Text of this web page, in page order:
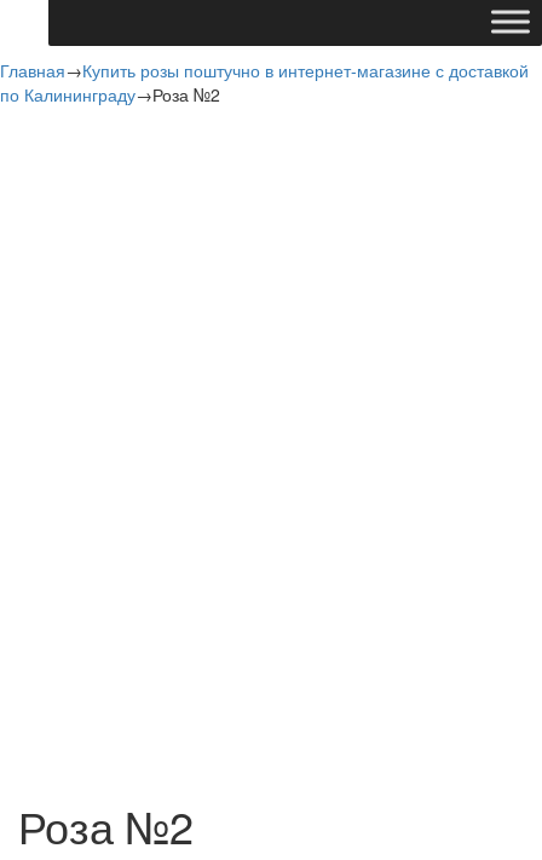
Главная→Купить розы поштучно в интернет-магазине с доставкой
по Калининграду→Роза №2
Роза №2